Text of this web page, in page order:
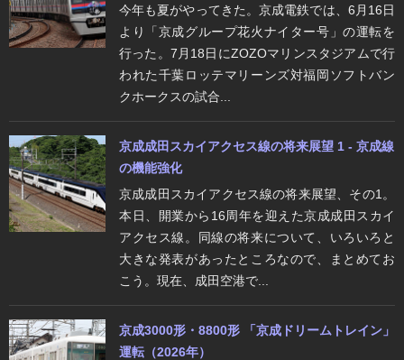
今年も夏がやってきた。京成電鉄では、6月16日
より「京成グループ花火ナイター号」の運転を
行った。7月18日にZOZOマリンスタジアムで行
われた千葉ロッテマリーンズ対福岡ソフトバン
クホークスの試合...
京成成田スカイアクセス線の将来展望 1 - 京成線
の機能強化
京成成田スカイアクセス線の将来展望、その1。
本日、開業から16周年を迎えた京成成田スカイ
アクセス線。同線の将来について、いろいろと
大きな発表があったところなので、まとめてお
こう。現在、成田空港で...
京成3000形・8800形 「京成ドリームトレイン」
運転（2026年）